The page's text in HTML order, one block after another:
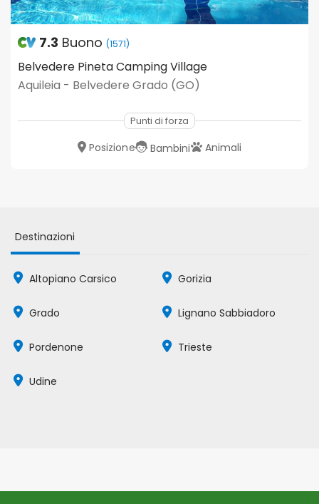
7.3 Buono (1571)
Belvedere Pineta Camping Village
Aquileia - Belvedere Grado (GO)
Punti di forza
Posizione Bambini Animali
Destinazioni
Altopiano Carsico Gorizia
Grado Lignano Sabbiadoro
Pordenone Trieste
Udine